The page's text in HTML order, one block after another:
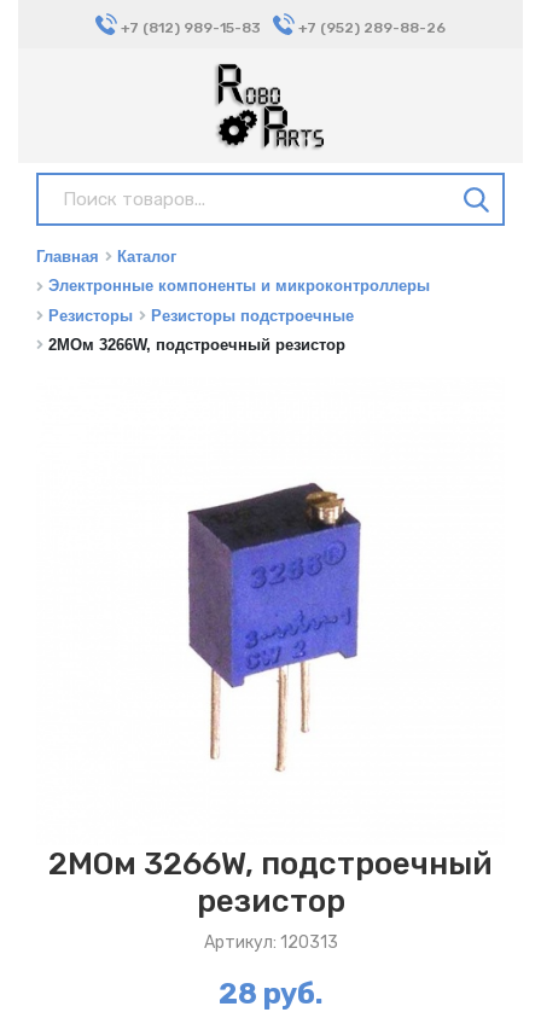
+7 (812) 989-15-83 +7 (952) 289-88-26
Главная
Каталог
Электронные компоненты и микроконтроллеры
Резисторы
Резисторы подстроечные
2МОм 3266W, подстроечный резистор
2МОм 3266W, подстроечный
резистор
Артикул: 120313
28 руб.